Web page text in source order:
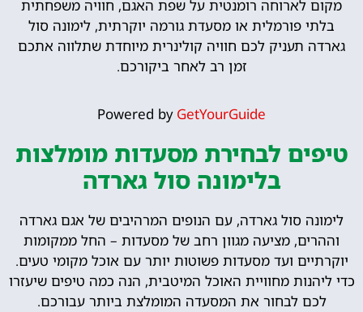
מקום לארוחה רומנטית על שפת האגם, חוויה משפחתית
בלתי פורמלית או מסעדת גורמה יוקרתית, לימונה סול
גארדה תעניק לכם חוויה קולינרית מיוחדת שתלווה אתכם
זמן רב לאחר ביקורכם.
Powered by GetYourGuide
טיפים לבחירת מסעדות מומלצות
בלימונה סול גארדה
לימונה סול גארדה, עם הנופים המרהיבים של אגם גארדה
וההרים, מציעה מגוון רחב של מסעדות – החל ממקומות
יוקרתיים ועד מסעדות פשוטות יותר עם אוכל מקומי טעים.
כדי ליהנות מחוויית האוכל המיטבית, הנה כמה טיפים שיעזרו
לכם לבחור את המסעדה המומלצת ביותר עבורכם.